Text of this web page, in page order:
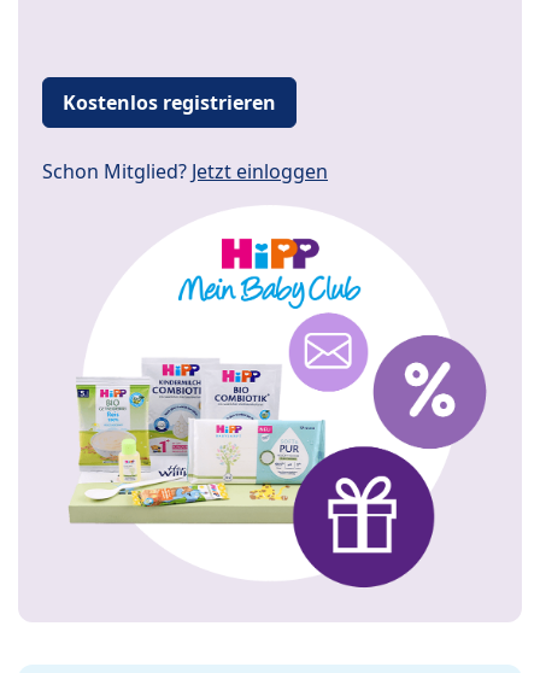
Kostenlos registrieren
Schon Mitglied? Jetzt einloggen